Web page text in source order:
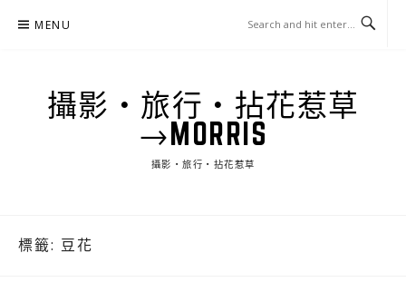
MENU
攝影‧旅行‧拈花惹草
→MORRIS
攝影‧旅行‧拈花惹草
標籤: 豆花